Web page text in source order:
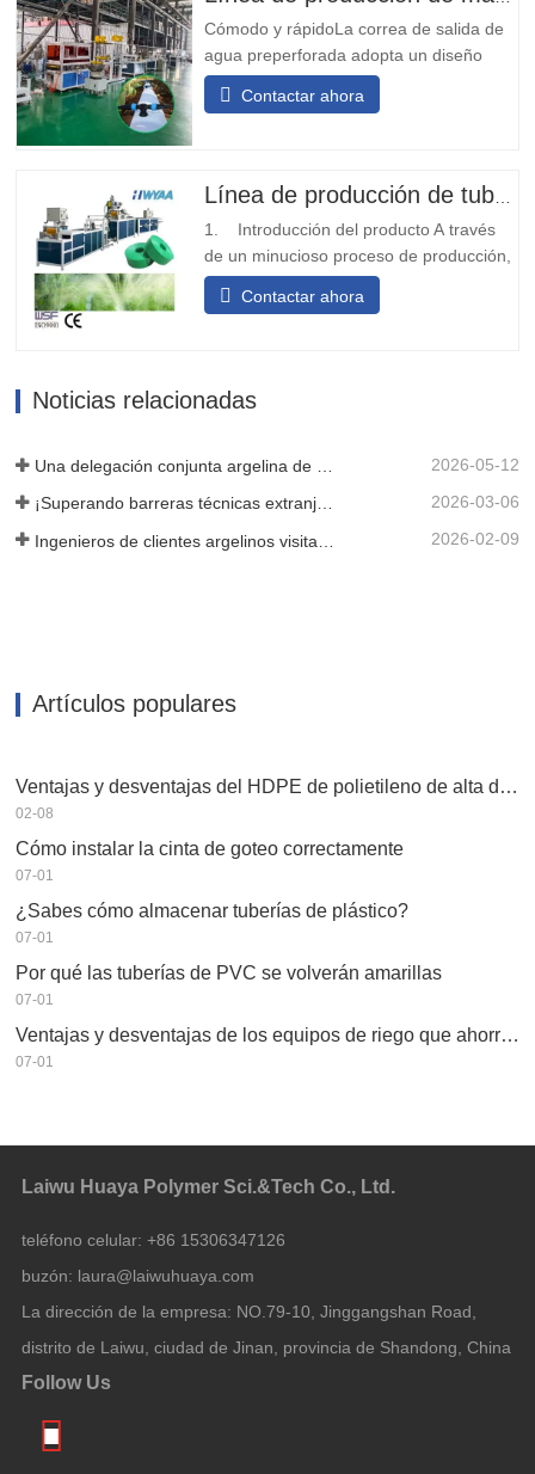
largo plazo. 2. Doble...
Cómodo y rápidoLa correa de salida de
agua preperforada adopta un diseño
modular, que es simple y conveniente de
instalar. No requiere soldadura en sitio y
agua de salida de prepunzonado se
puede diseñar con diferentes...
Contactar ahora
1. Introducción del producto A través
de un minucioso proceso de producción,
desplegamos y doblamos la materia
prima de la cinta o cinturón tejido, y
estructura robusta en forma de tira.
Posteriormente, utilizamos tecnología...
Contactar ahora
Noticias relacionadas
2026-05-12
¡Superando barreras técnicas extranjeras! HWYAA desarrolla con éxito un equipo de cinta de goteo en T para franjas de cultivo continuo de tres estaciones. 2026-03-06
2026-02-09
Artículos populares
Ventajas y desventajas del HDPE de polietileno de alta densidad
02-08
Cómo instalar la cinta de goteo correctamente
07-01
¿Sabes cómo almacenar tuberías de plástico?
07-01
Por qué las tuberías de PVC se volverán amarillas
07-01
Ventajas y desventajas de los equipos de riego que ahorran agua
07-01
Laiwu Huaya Polymer Sci.&Tech Co., Ltd.
teléfono celular: +86 15306347126
buzón: laura@laiwuhuaya.com
La dirección de la empresa: NO.79-10, Jinggangshan Road,
distrito de Laiwu, ciudad de Jinan, provincia de Shandong, China
Follow Us